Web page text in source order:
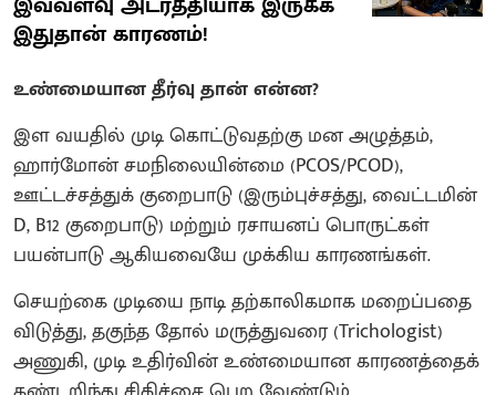
இதுதான் காரணம்!
உண்மையான தீர்வு தான் என்ன?
​இள வயதில் முடி கொட்டுவதற்கு மன அழுத்தம்,
ஹார்மோன் சமநிலையின்மை (PCOS/PCOD),
ஊட்டச்சத்துக் குறைபாடு (இரும்புச்சத்து, வைட்டமின்
D, B12 குறைபாடு) மற்றும் ரசாயனப் பொருட்கள்
பயன்பாடு ஆகியவையே முக்கிய காரணங்கள்.
​செயற்கை முடியை நாடி தற்காலிகமாக மறைப்பதை
விடுத்து, தகுந்த தோல் மருத்துவரை (Trichologist)
அணுகி, முடி உதிர்வின் உண்மையான காரணத்தைக்